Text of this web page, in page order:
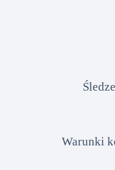
Warunki